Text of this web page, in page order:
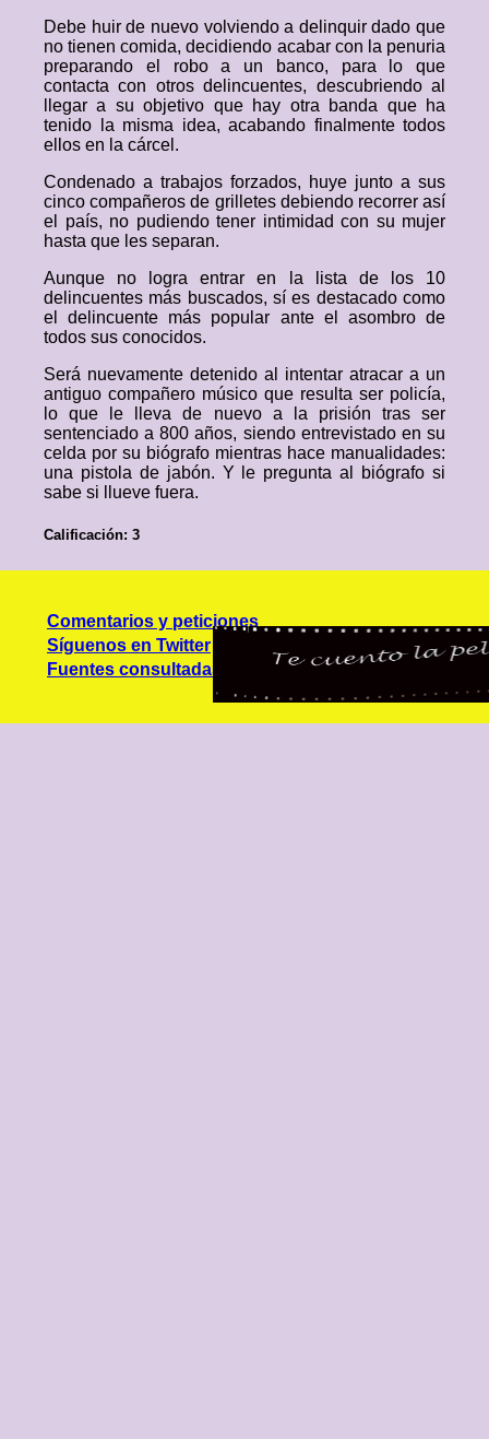
Debe huir de nuevo volviendo a delinquir dado que
no tienen comida, decidiendo acabar con la penuria
preparando el robo a un banco, para lo que
contacta con otros delincuentes, descubriendo al
llegar a su objetivo que hay otra banda que ha
tenido la misma idea, acabando finalmente todos
ellos en la cárcel.
Condenado a trabajos forzados, huye junto a sus
cinco compañeros de grilletes debiendo recorrer así
el país, no pudiendo tener intimidad con su mujer
hasta que les separan.
Aunque no logra entrar en la lista de los 10
delincuentes más buscados, sí es destacado como
el delincuente más popular ante el asombro de
todos sus conocidos.
Será nuevamente detenido al intentar atracar a un
antiguo compañero músico que resulta ser policía,
lo que le lleva de nuevo a la prisión tras ser
sentenciado a 800 años, siendo entrevistado en su
celda por su biógrafo mientras hace manualidades:
una pistola de jabón. Y le pregunta al biógrafo si
sabe si llueve fuera.
Calificación: 3
Comentarios y peticiones
Síguenos en Twitter
Fuentes consultadas